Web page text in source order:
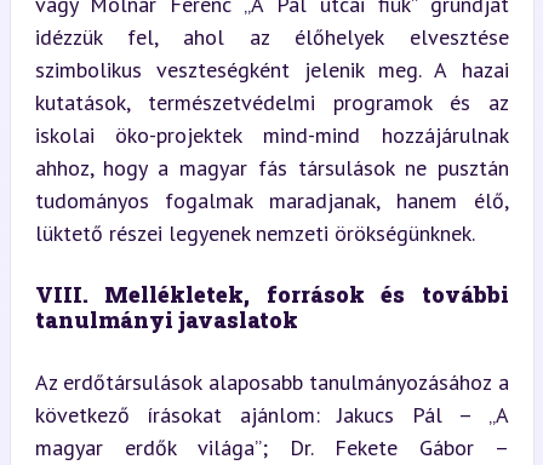
idézzük fel, ahol az élőhelyek elvesztése
szimbolikus veszteségként jelenik meg. A hazai
kutatások, természetvédelmi programok és az
iskolai öko-projektek mind-mind hozzájárulnak
ahhoz, hogy a magyar fás társulások ne pusztán
tudományos fogalmak maradjanak, hanem élő,
lüktető részei legyenek nemzeti örökségünknek.
VIII. Mellékletek, források és további
tanulmányi javaslatok
Az erdőtársulások alaposabb tanulmányozásához a
következő írásokat ajánlom: Jakucs Pál – „A
magyar erdők világa”; Dr. Fekete Gábor –